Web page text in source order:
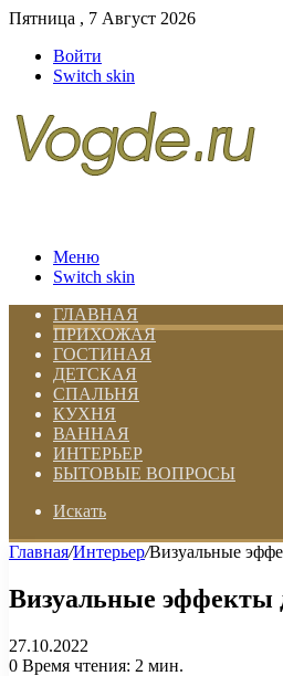
Пятница , 7 Август 2026
Войти
Switch skin
Меню
Switch skin
ГЛАВНАЯ
ПРИХОЖАЯ
ГОСТИНАЯ
ДЕТСКАЯ
СПАЛЬНЯ
КУХНЯ
ВАННАЯ
ИНТЕРЬЕР
БЫТОВЫЕ ВОПРОСЫ
Искать
Главная/Интерьер/Визуальные
Визуальные эффекты
27.10.2022
0 Время чтения: 2 мин.